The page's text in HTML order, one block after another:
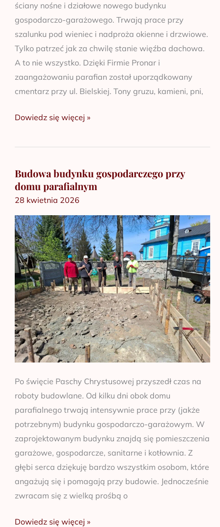
ściany nośne i działowe nowego budynku
gospodarczo-garażowego. Trwają prace przy
szalunku pod wieniec i nadproża okienne i drzwiowe.
Tylko patrzeć jak za chwilę stanie więźba dachowa.
A to nie wszystko. Dzięki Firmie Pronar i
zaangażowaniu parafian został uporządkowany
cmentarz przy ul. Bielskiej. Tony gruzu, kamieni, pni,
Dowiedz się więcej »
Budowa budynku gospodarczego przy
domu parafialnym
28 kwietnia 2026
Po święcie Paschy Chrystusowej przyszedł czas na
roboty budowlane. Od kilku dni obok domu
parafialnego trwają intensywnie prace przy (jakże
potrzebnym) budynku gospodarczo-garażowym. W
zaprojektowanym budynku znajdą się pomieszczenia
garażowe, gospodarcze, sanitarne i kotłownia. Z
głębi serca dziękuję bardzo wszystkim osobom, które
angażują się i pomagają przy budowie. Jednocześnie
zwracam się z wielką prośbą o
Budowa
budynku
gospodarczego
przy
domu
parafialnym
Dowiedz się więcej »